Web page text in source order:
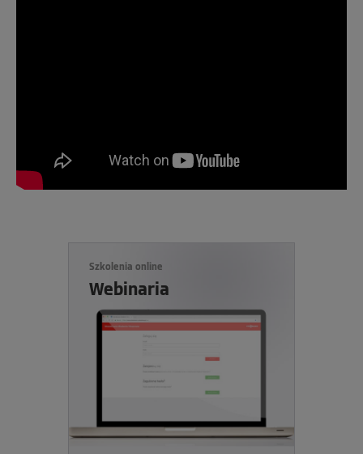
Szkolenia online
Webinaria